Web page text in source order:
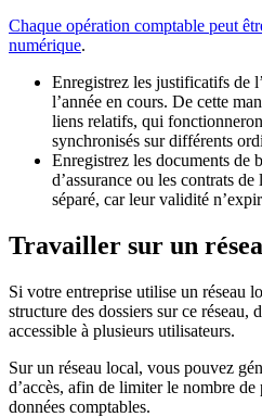
Chaque opération comptable peut
numérique.
Enregistrez les justificatifs de
l’année en cours. De cette
liens relatifs, qui
synchronisés sur différents
Enregistrez les documents de
d’assurance ou les contrats
séparé, car leur validité
Travailler sur un
Si votre entreprise utilise un réseau
structure des dossiers sur ce réseau,
accessible à plusieurs utilisateurs.
Sur un réseau local, vous pouvez
d’accès, afin de limiter le nombre
données comptables.